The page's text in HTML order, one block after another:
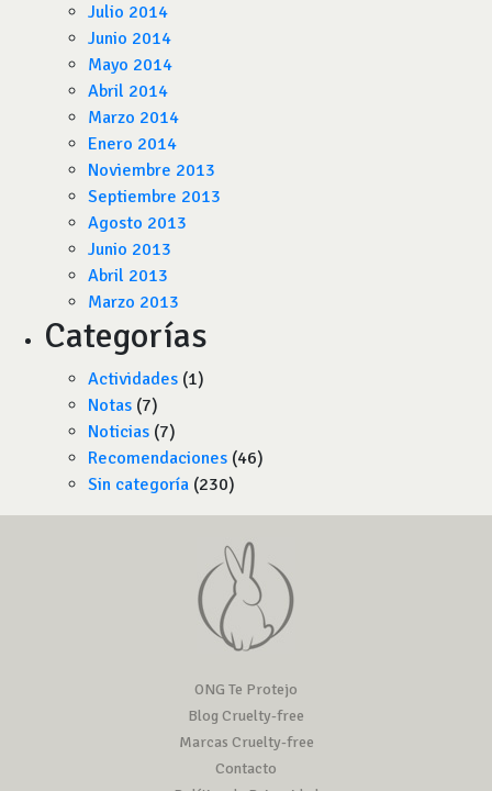
Julio 2014
Junio 2014
Mayo 2014
Abril 2014
Marzo 2014
Enero 2014
Noviembre 2013
Septiembre 2013
Agosto 2013
Junio 2013
Abril 2013
Marzo 2013
Categorías
Actividades (1)
Notas (7)
Noticias (7)
Recomendaciones (46)
Sin categoría (230)
ONG Te Protejo
Blog Cruelty-free
Marcas Cruelty-free
Contacto